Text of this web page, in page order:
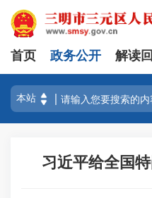
首页 政务公开 解读
习近平给全国